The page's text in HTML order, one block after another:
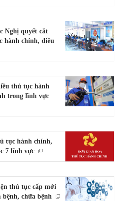
Nghị quyết cắt
hành chính, điều
thủ tục hành
trong lĩnh vực
tục hành chính,
7 lĩnh vực
thủ tục cấp mới
chữa bệnh